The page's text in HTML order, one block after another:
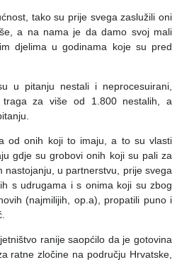
tako su prije svega zaslužili oni
a na nama je da damo svoj mali
djelima u godinama koje su pred
u pitanju nestali i neprocesuirani,
za više od 1.800 nestalih, a
od onih koji to imaju, a to su vlasti
gdje su grobovi onih koji su pali za
nastojanju, u partnerstvu, prije svega
s udrugama i s onima koji su zbog
(najmilijih, op.a), propatili puno i
ranije saopćilo da je gotovina
ratne zločine na području Hrvatske,